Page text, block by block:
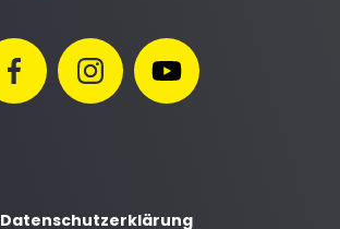
Datenschutzerklärung